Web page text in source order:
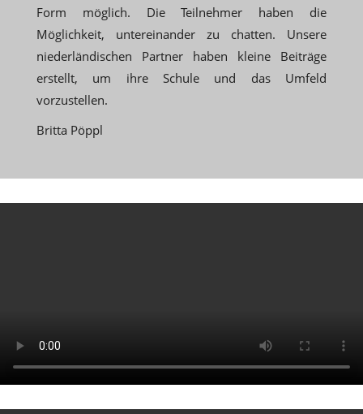
Form möglich. Die Teilnehmer haben die
Möglichkeit, untereinander zu chatten. Unsere
niederländischen Partner haben kleine Beiträge
erstellt, um ihre Schule und das Umfeld
vorzustellen.
Britta Pöppl